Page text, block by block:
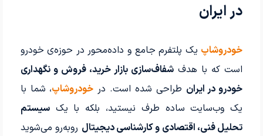
در ایران
خودروشاپ یک پلتفرم جامع و داده‌محور در حوزه‌ی خودرو
است که با هدف شفاف‌سازی بازار خرید، فروش و نگهداری
خودرو در ایران طراحی شده است. در خودروشاپ، شما با
یک وب‌سایت ساده طرف نیستید، بلکه با یکسیستم
تحلیل فنی، اقتصادی و کارشناسی دیجیتال روبه‌رو می‌شوید